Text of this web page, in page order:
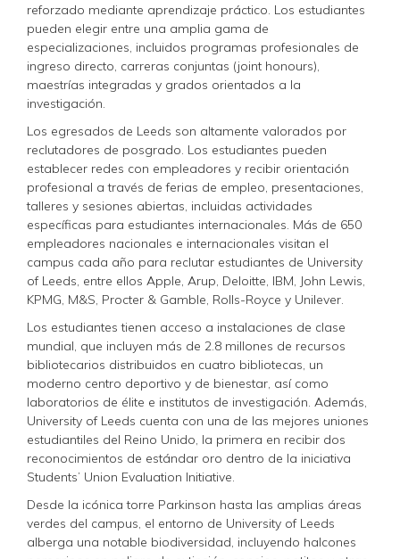
reforzado mediante aprendizaje práctico. Los estudiantes
pueden elegir entre una amplia gama de
especializaciones, incluidos programas profesionales de
ingreso directo, carreras conjuntas (joint honours),
maestrías integradas y grados orientados a la
investigación.
Los egresados de Leeds son altamente valorados por
reclutadores de posgrado. Los estudiantes pueden
establecer redes con empleadores y recibir orientación
profesional a través de ferias de empleo, presentaciones,
talleres y sesiones abiertas, incluidas actividades
específicas para estudiantes internacionales. Más de 650
empleadores nacionales e internacionales visitan el
campus cada año para reclutar estudiantes de University
of Leeds, entre ellos Apple, Arup, Deloitte, IBM, John Lewis,
KPMG, M&S, Procter & Gamble, Rolls-Royce y Unilever.
Los estudiantes tienen acceso a instalaciones de clase
mundial, que incluyen más de 2.8 millones de recursos
bibliotecarios distribuidos en cuatro bibliotecas, un
moderno centro deportivo y de bienestar, así como
laboratorios de élite e institutos de investigación. Además,
University of Leeds cuenta con una de las mejores uniones
estudiantiles del Reino Unido, la primera en recibir dos
reconocimientos de estándar oro dentro de la iniciativa
Students’ Union Evaluation Initiative.
Desde la icónica torre Parkinson hasta las amplias áreas
verdes del campus, el entorno de University of Leeds
alberga una notable biodiversidad, incluyendo halcones